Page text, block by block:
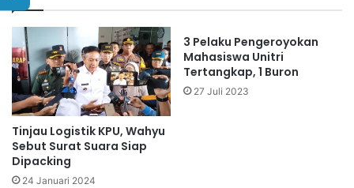
Tinjau Logistik KPU, Wahyu
Sebut Surat Suara Siap
Dipacking
24 Januari 2024
3 Pelaku Pengeroyokan
Mahasiswa Unitri
Tertangkap, 1 Buron
27 Juli 2023